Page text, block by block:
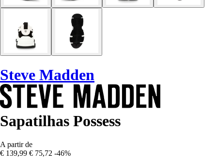
Steve Madden
Sapatilhas Possess
A partir de
€ 139,99 € 75,72 -46%